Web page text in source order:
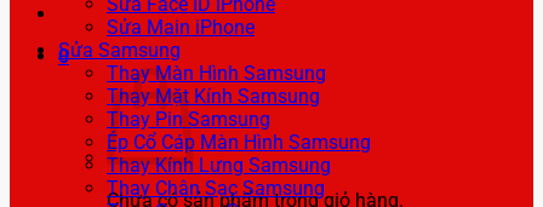
0
Chưa có sản phẩm trong giỏ hàng.
Sửa Main iPhone
Sửa Samsung
Thay Màn Hình Samsung
Thay Mặt Kính Samsung
Thay Pin Samsung
Ép Cổ Cáp Màn Hình Samsung
Thay Kính Lưng Samsung
Thay Chân Sạc Samsung